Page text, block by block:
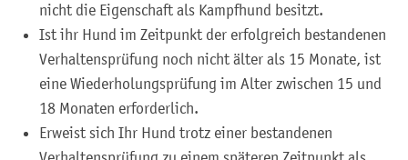
nicht die Eigenschaft als Kampfhund besitzt.
Ist ihr Hund im Zeitpunkt der erfolgreich bestandenen
Verhaltensprüfung noch nicht älter als 15 Monate, ist
eine Wiederholungsprüfung im Alter zwischen 15 und
18 Monaten erforderlich.
Erweist sich Ihr Hund trotz einer bestandenen